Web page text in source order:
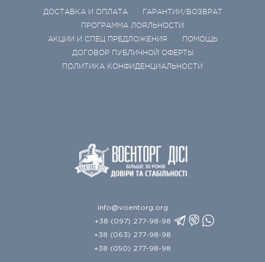
ДОСТАВКА И ОПЛАТА
ГАРАНТИИ/ВОЗВРАТ
ПРОГРАММА ЛОЯЛЬНОСТИ
АКЦИИ И СПЕЦ ПРЕДЛОЖЕНИЯ
ПОМОЩЬ
ДОГОВОР ПУБЛИЧНОЙ ОФЕРТЫ
ПОЛИТИКА КОНФИДЕНЦИАЛЬНОСТИ
info@voentorg.org
+38 (097) 277-98-98
+38 (063) 277-98-98
+38 (050) 277-98-98